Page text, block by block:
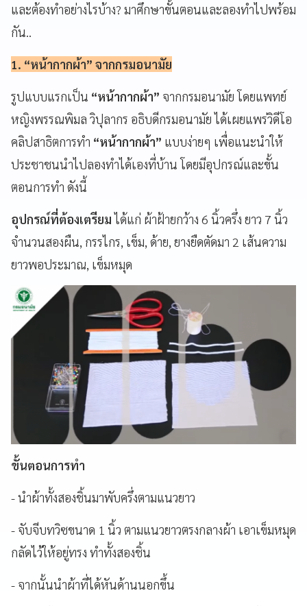
และต้องทำอย่างไรบ้าง? มาศึกษาขั้นตอนและลองทำไปพร้อม
กัน..
1. “หน้ากากผ้า” จากกรมอนามัย
รูปแบบแรกเป็น “หน้ากากผ้า” จากกรมอนามัย โดยแพทย์
หญิงพรรณพิมล วิปุลากร อธิบดีกรมอนามัย ได้เผยแพร่วิดีโอ
คลิปสาธิตการทำ “หน้ากากผ้า” แบบง่ายๆ เพื่อแนะนำให้
ประชาชนนำไปลองทำได้เองที่บ้าน โดยมีอุปกรณ์และขั้น
ตอนการทำ ดังนี้
อุปกรณ์ที่ต้องเตรียมได้แก่ ผ้าฝ้ายกว้าง 6 นิ้วครึ่ง ยาว 7 นิ้ว
จำนวนสองผืน, กรรไกร, เข็ม, ด้าย, ยางยืดตัดมา 2 เส้นความ
ยาวพอประมาณ, เข็มหมุด
ขั้นตอนการทำ
- นำผ้าทั้งสองชิ้นมาพับครึ่งตามแนวยาว
- จับจีบทวิซขนาด 1 นิ้ว ตามแนวยาวตรงกลางผ้า เอาเข็มหมุด
กลัดไว้ให้อยู่ทรง ทำทั้งสองชิ้น
- จากนั้นนำผ้าที่ได้หันด้านนอกขึ้น